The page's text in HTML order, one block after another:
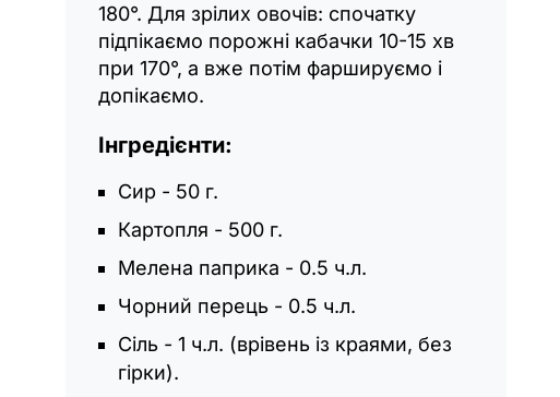
180°. Для зрілих овочів: спочатку
підпікаємо порожні кабачки 10-15 хв
при 170°, а вже потім фаршируємо і
допікаємо.
Інгредієнти:
Сир - 50 г.
Картопля - 500 г.
Мелена паприка - 0.5 ч.л.
Чорний перець - 0.5 ч.л.
Сіль - 1 ч.л. (врівень із краями, без
гірки).